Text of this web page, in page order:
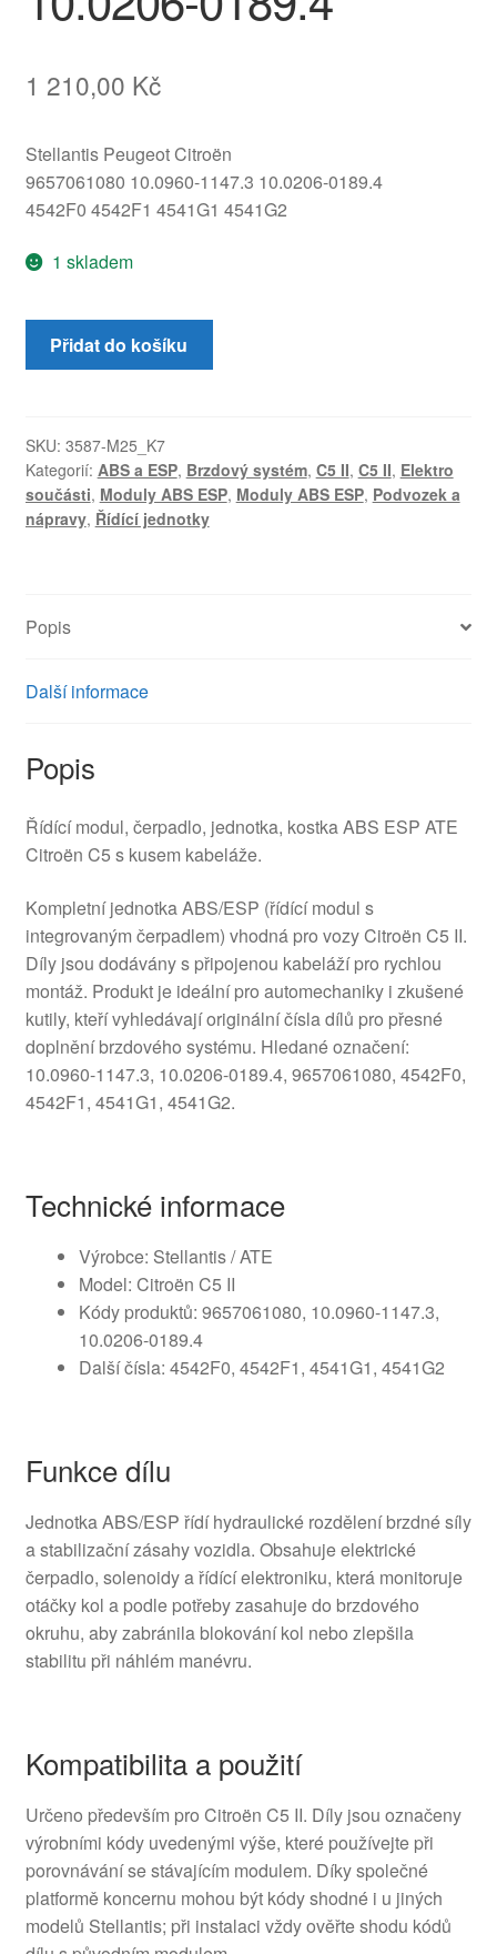
1 210,00 Kč
Stellantis Peugeot Citroën
9657061080 10.0960-1147.3 10.0206-0189.4
4542F0 4542F1 4541G1 4541G2
1 skladem
Čerpadlo
ABS
Citroën
C5
II
10.0960-
množství
Přidat do košíku
SKU: 3587-M25_K7
Kategorií: ABS a ESP, Brzdový systém, C5 II, C5 II, Elektro
součásti, Moduly ABS ESP, Moduly ABS ESP, Podvozek a
nápravy, Řídící jednotky
Popis
Další informace
Popis
Řídící modul, čerpadlo, jednotka, kostka ABS ESP ATE
Citroën C5 s kusem kabeláže.
Kompletní jednotka ABS/ESP (řídící modul s
integrovaným čerpadlem) vhodná pro vozy Citroën C5 II.
Díly jsou dodávány s připojenou kabeláží pro rychlou
montáž. Produkt je ideální pro automechaniky i zkušené
kutily, kteří vyhledávají originální čísla dílů pro přesné
doplnění brzdového systému. Hledané označení:
10.0960-1147.3, 10.0206-0189.4, 9657061080, 4542F0,
4542F1, 4541G1, 4541G2.
Technické informace
Výrobce: Stellantis / ATE
Model: Citroën C5 II
Kódy produktů: 9657061080, 10.0960-1147.3,
10.0206-0189.4
Další čísla: 4542F0, 4542F1, 4541G1, 4541G2
Funkce dílu
Jednotka ABS/ESP řídí hydraulické rozdělení brzdné síly
a stabilizační zásahy vozidla. Obsahuje elektrické
čerpadlo, solenoidy a řídící elektroniku, která monitoruje
otáčky kol a podle potřeby zasahuje do brzdového
okruhu, aby zabránila blokování kol nebo zlepšila
stabilitu při náhlém manévru.
Kompatibilita a použití
Určeno především pro Citroën C5 II. Díly jsou označeny
výrobními kódy uvedenými výše, které používejte při
porovnávání se stávajícím modulem. Díky společné
platformě koncernu mohou být kódy shodné i u jiných
modelů Stellantis; při instalaci vždy ověřte shodu kódů